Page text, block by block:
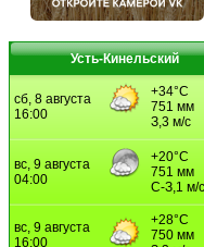
Усть-Кинельский